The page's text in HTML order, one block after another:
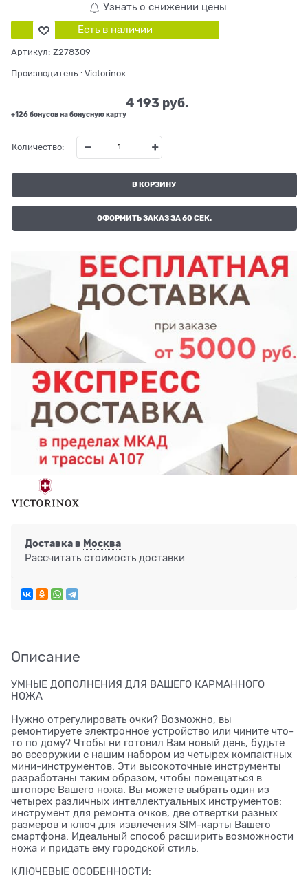
Узнать о снижении цены
Есть в наличии
Артикул: Z278309
Производитель : Victorinox
4 193 руб.
+126 бонусов на бонусную карту
Количество:
В КОРЗИНУ
ОФОРМИТЬ ЗАКАЗ ЗА 60 СЕК.
Доставка в Москва
Рассчитать стоимость доставки
Описание
УМНЫЕ ДОПОЛНЕНИЯ ДЛЯ ВАШЕГО КАРМАННОГО
НОЖА
Нужно отрегулировать очки? Возможно, вы
ремонтируете электронное устройство или чините что-
то по дому? Чтобы ни готовил Вам новый день, будьте
во всеоружии с нашим набором из четырех компактных
мини-инструментов. Эти высокоточные инструменты
разработаны таким образом, чтобы помещаться в
штопоре Вашего ножа. Вы можете выбрать один из
четырех различных интеллектуальных инструментов:
инструмент для ремонта очков, две отвертки разных
размеров и ключ для извлечения SIM-карты Вашего
смартфона. Идеальный способ расширить возможности
ножа и придать ему городской стиль.
КЛЮЧЕВЫЕ ОСОБЕННОСТИ: